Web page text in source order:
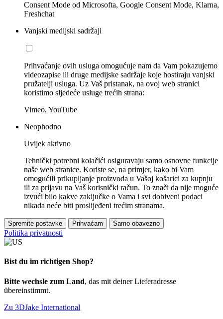
Consent Mode od Microsofta, Google Consent Mode, Klarna,
Freshchat
Vanjski medijski sadržaji
Prihvaćanje ovih usluga omogućuje nam da Vam pokazujemo
videozapise ili druge medijske sadržaje koje hostiraju vanjski
pružatelji usluga. Uz Vaš pristanak, na ovoj web stranici
koristimo sljedeće usluge trećih strana:
Vimeo, YouTube
Neophodno
Uvijek aktivno
Tehnički potrebni kolačići osiguravaju samo osnovne funkcije
naše web stranice. Koriste se, na primjer, kako bi Vam
omogućili prikupljanje proizvoda u Vašoj košarici za kupnju
ili za prijavu na Vaš korisnički račun. To znači da nije moguće
izvući bilo kakve zaključke o Vama i svi dobiveni podaci
nikada neće biti proslijeđeni trećim stranama.
Spremite postavke Prihvaćam Samo obavezno
Politika privatnosti
Bist du im richtigen Shop?
Bitte wechsle zum Land, das mit deiner Lieferadresse
übereinstimmt.
Zu 3DJake International